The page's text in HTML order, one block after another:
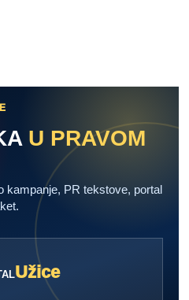
U PRAVOM
kampanje, PR tekstove, portal
Užice